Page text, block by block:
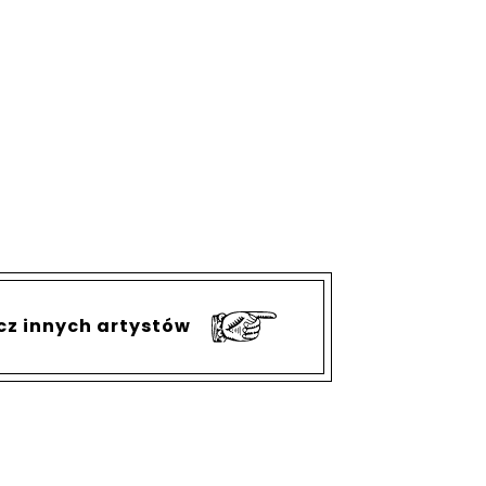
innych artystów